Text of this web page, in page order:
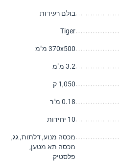
בולם רעידות
Tiger
370x500 מ"מ
3.2 מ"מ
1,050 ק
0.18 מ"ר
10 יחידות
מכסה מנוע, דלתות, גג,
מכסה תא מטען,
פלסטיק